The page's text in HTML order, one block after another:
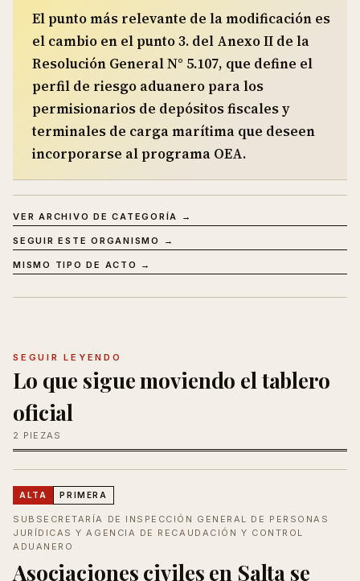
El punto más relevante de la modificación es
el cambio en el punto 3. del Anexo II de la
Resolución General N° 5.107, que define el
perfil de riesgo aduanero para los
permisionarios de depósitos fiscales y
terminales de carga marítima que deseen
incorporarse al programa OEA.
VER ARCHIVO DE CATEGORÍA →
SEGUIR ESTE ORGANISMO →
MISMO TIPO DE ACTO →
SEGUIR LEYENDO
Lo que sigue moviendo el tablero
oficial
2 PIEZAS
ALTA PRIMERA
SUBSECRETARÍA DE INSPECCIÓN GENERAL DE PERSONAS
JURÍDICAS Y AGENCIA DE RECAUDACIÓN Y CONTROL
ADUANERO
Asociaciones civiles en Salta se